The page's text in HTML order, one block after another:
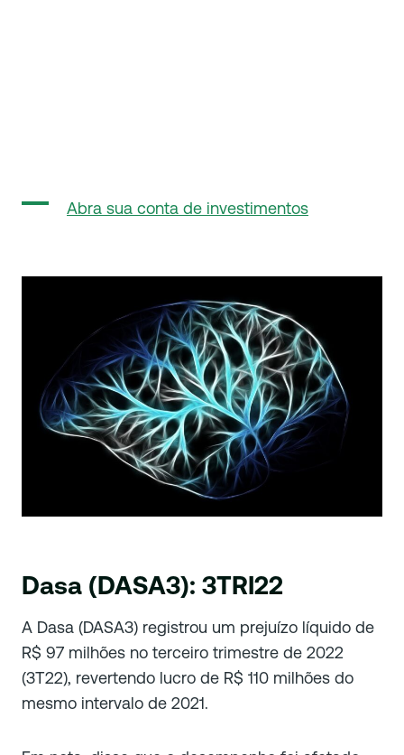
Abra sua conta de investimentos
Dasa (DASA3): 3TRI22
A Dasa (DASA3) registrou um prejuízo líquido de
R$ 97 milhões no terceiro trimestre de 2022
(3T22), revertendo lucro de R$ 110 milhões do
mesmo intervalo de 2021.